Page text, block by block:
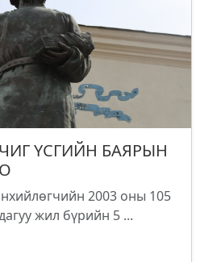
ҮСГИЙН БАЯРЫН
2003 оны 105
жил бүрийн 5 ...